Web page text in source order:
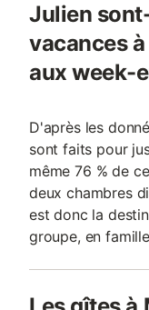
Julien
vacances
aux week-
D'après les
sont faits pour
même 76 % de
deux chambres
est donc la
groupe, en